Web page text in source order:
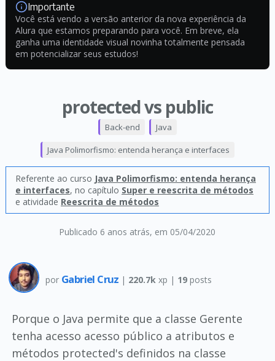
Importante
Você está vendo a versão anterior da nova experiência da
Alura que estamos preparando para você. Em breve, ela
ganha uma identidade visual novinha totalmente pensada
em potencializar seus estudos!
protected vs public
Publicado 6 anos atrás, em 05/04/2020
Back-end Java
Java Polimorfismo: entenda herança e interfaces
Referente ao curso Java Polimorfismo: entenda herança
e interfaces, no capítulo Super e reescrita de métodos
e atividade Reescrita de métodos
por Gabriel Cruz | 220.7k xp | 19 posts
Porque o Java permite que a classe Gerente
tenha acesso acesso público a atributos e
métodos protected's definidos na classe